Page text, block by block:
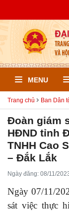
MENU
Trang chủ Ban Dân
Đoàn giám
HĐND tỉnh
TNHH Cao
– Đắk Lắk
Ngày đăng: 08/11/
Ngày 07/11/
sát việc thực